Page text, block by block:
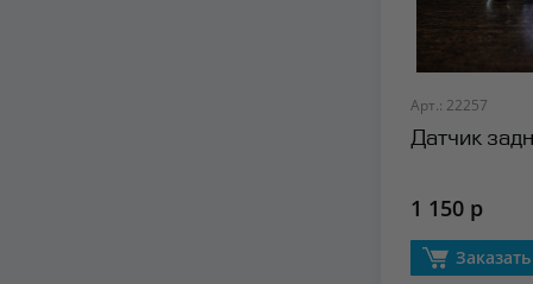
Арт.: 22257
Датчик
1 150 р
Заказать